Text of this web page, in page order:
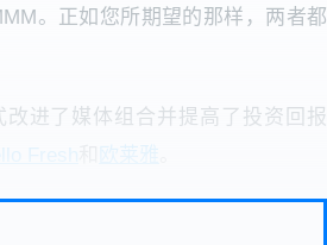
。正如您所期望的那样，两者都
进了媒体组合并提高了投资回报
Fresh 欧莱雅